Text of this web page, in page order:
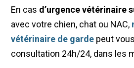
En cas d’urgence vétérinaire
avec votre chien, chat ou NAC,
vétérinaire de garde peut
consultation 24h/24, dans les